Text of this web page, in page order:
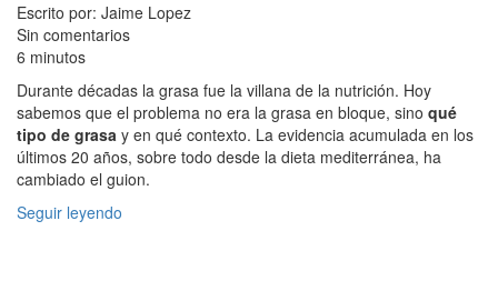
Escrito por: Jaime Lopez
Sin comentarios
6 minutos
Durante décadas la grasa fue la villana de la nutrición. Hoy
sabemos que el problema no era la grasa en bloque, sino qué
tipo de grasa y en qué contexto. La evidencia acumulada en los
últimos 20 años, sobre todo desde la dieta mediterránea, ha
cambiado el guion.
Seguir leyendo